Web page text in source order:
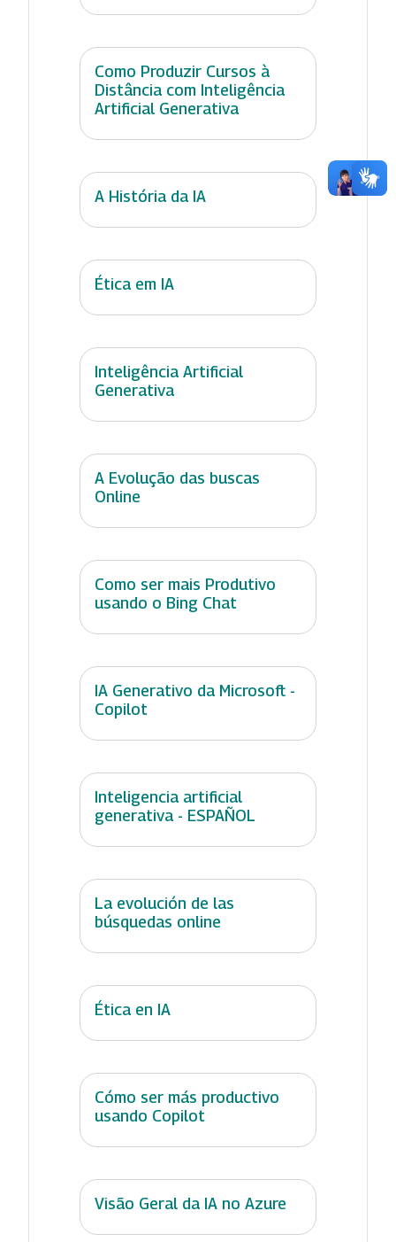
Como Produzir Cursos à
Distância com Inteligência
Artificial Generativa
A História da IA
Ética em IA
Inteligência Artificial
Generativa
A Evolução das buscas
Online
Como ser mais Produtivo
usando o Bing Chat
IA Generativo da Microsoft -
Copilot
Inteligencia artificial
generativa - ESPAÑOL
La evolución de las
búsquedas online
Ética en IA
Cómo ser más productivo
usando Copilot
Visão Geral da IA no Azure